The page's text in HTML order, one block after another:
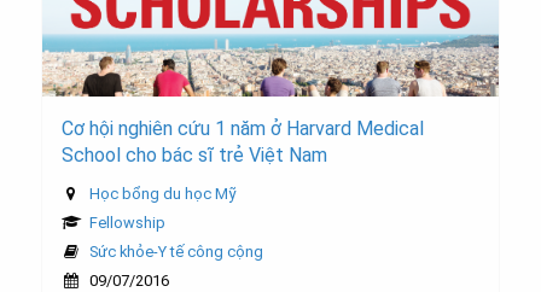
Cơ hội nghiên cứu 1 năm ở Harvard Medical
School cho bác sĩ trẻ Việt Nam
Học bổng du học Mỹ
Fellowship
Sức khỏe-Y tế công cộng
09/07/2016